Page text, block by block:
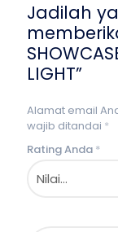
Jadilah
LIGHT”
Alamat email
wajib ditandai *
Rating Anda *